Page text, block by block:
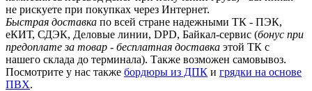
не рискуете при покупках через Интернет.
Быстрая доставка по всей стране надежными ТК - ПЭК,
еКИТ, СДЭК, Деловые линии, DPD, Байкал-сервис (бонус при
предоплате за товар - бесплатная доставка этой ТК с
нашего склада до терминала). Также возможен самовывоз.
Посмотрите у нас также бордюры из ДПК и грядки на основе
ПВХ.